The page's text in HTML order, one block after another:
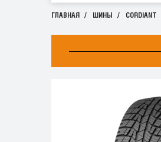
ГЛАВНАЯ ШИНЫ CORDIANT